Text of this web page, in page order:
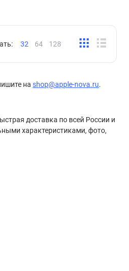
32 64 128
на shop@apple-nova.ru.
доставка по всей России и
характеристиками, фото,